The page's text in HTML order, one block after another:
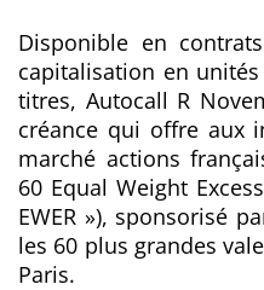
Disponible en
capitalisation en
titres, Autocall R
créance qui offre aux
marché actions
60 Equal Weight
EWER »), sponsorisé
les 60 plus grandes
Paris.